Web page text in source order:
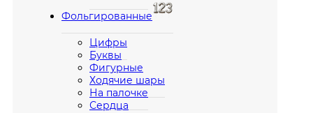
Фольгированные
Цифры
Буквы
Фигурные
Ходячие шары
На палочке
Сердца